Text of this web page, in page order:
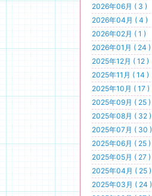
2026年06月 ( 3 )
2026年04月 ( 4 )
2026年02月 ( 1 )
2026年01月 ( 24 )
2025年12月 ( 12 )
2025年11月 ( 14 )
2025年10月 ( 17 )
2025年09月 ( 25 )
2025年08月 ( 32 )
2025年07月 ( 30 )
2025年06月 ( 25 )
2025年05月 ( 27 )
2025年04月 ( 25 )
2025年03月 ( 24 )